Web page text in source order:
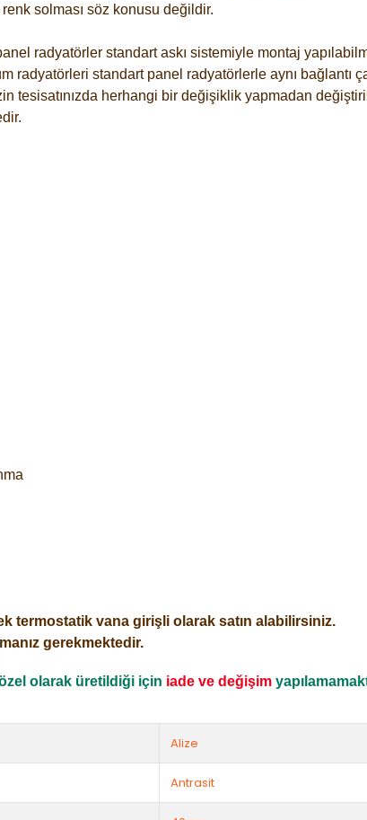
solması söz konusu değildir.
radyatörler standart askı sistemiyle montaj
radyatörleri standart panel radyatörlerle aynı bağlantı
tesisatınızda herhangi bir değişiklik yapmadan
termostatik vana girişli olarak satın alabilirsiniz.
gerekmektedir.
olarak üretildiği için iade ve değişim
Alize
Antrasit